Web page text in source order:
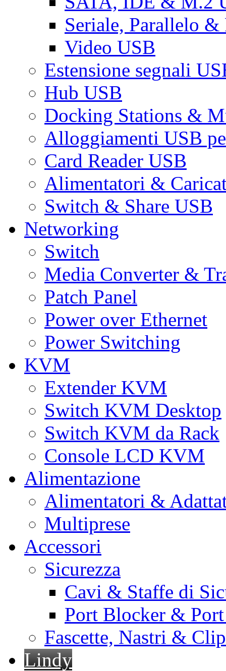
Seriale, Parallelo &
Video USB
Estensione segnali
Hub USB
Docking Stations &
Alloggiamenti USB
Card Reader USB
Alimentatori &
Switch & Share USB
Networking
Switch
Media Converter &
Patch Panel
Power over Ethernet
Power Switching
KVM
Extender KVM
Switch KVM Desktop
Switch KVM da Rack
Console LCD KVM
Alimentazione
Alimentatori &
Multiprese
Accessori
Sicurezza
Cavi & Staffe di
Port Blocker &
Fascette, Nastri &
Lindy